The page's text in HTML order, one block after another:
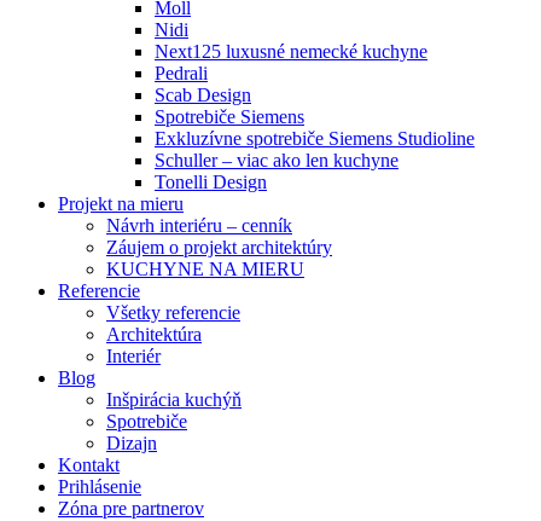
Moll
Nidi
Next125 luxusné nemecké kuchyne
Pedrali
Scab Design
Spotrebiče Siemens
Exkluzívne spotrebiče Siemens Studioline
Schuller – viac ako len kuchyne
Tonelli Design
Projekt na mieru
Návrh interiéru – cenník
Záujem o projekt architektúry
KUCHYNE NA MIERU
Referencie
Všetky referencie
Architektúra
Interiér
Blog
Inšpirácia kuchýň
Spotrebiče
Dizajn
Kontakt
Prihlásenie
Zóna pre partnerov